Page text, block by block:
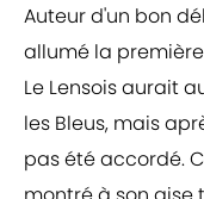
Auteur d'un bon
allumé la
Le Lensois aurait
les Bleus, mais
pas été accordé.